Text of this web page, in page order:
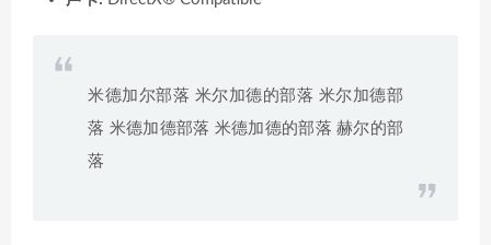
米德加尔部落 米尔加德的部落 米尔加德部
落 米德加德部落 米德加德的部落 赫尔的部
落